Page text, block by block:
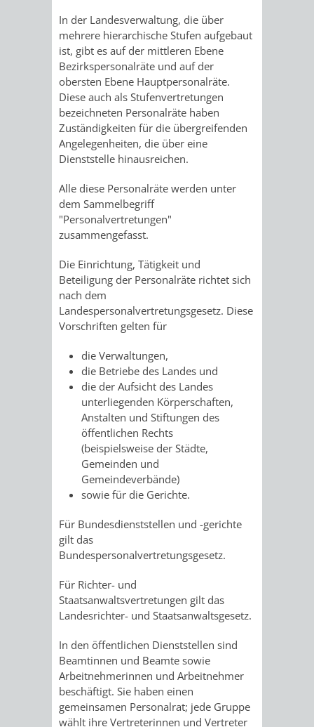
VERMIETE
DOCH
AN
DEINE
STADT
WIEDERVERMIETUNGSPRÄMIE
STABSSTELLE
BÄDER
GEBÄUDEBETRIEB
AMT
FÜR
AMT
FÜR
In der Landesverwaltung, die über
mehrere hierarchische Stufen aufgebaut
ist, gibt es auf der mittleren Ebene
Bezirkspersonalräte und auf der
obersten Ebene Hauptpersonalräte.
Diese auch als Stufenvertretungen
bezeichneten Personalräte haben
Zuständigkeiten für die übergreifenden
Angelegenheiten, die über eine
Dienststelle hinausreichen.
Alle diese Personalräte werden unter
dem Sammelbegriff
"Personalvertretungen"
zusammengefasst.
Die Einrichtung, Tätigkeit und
Beteiligung der Personalräte richtet sich
nach dem
Landespersonalvertretungsgesetz. Diese
Vorschriften gelten für
die Verwaltungen,
die Betriebe des Landes und
die der Aufsicht des Landes
unterliegenden Körperschaften,
Anstalten und Stiftungen des
öffentlichen Rechts
(beispielsweise der Städte,
Gemeinden und
Gemeindeverbände)
sowie für die Gerichte.
Für Bundesdienststellen und -gerichte
gilt das
Bundespersonalvertretungsgesetz.
Für Richter- und
Staatsanwaltsvertretungen gilt das
Landesrichter- und Staatsanwaltsgesetz.
In den öffentlichen Dienststellen sind
Beamtinnen und Beamte sowie
Arbeitnehmerinnen und Arbeitnehmer
beschäftigt. Sie haben einen
gemeinsamen Personalrat; jede Gruppe
wählt ihre Vertreterinnen und Vertreter